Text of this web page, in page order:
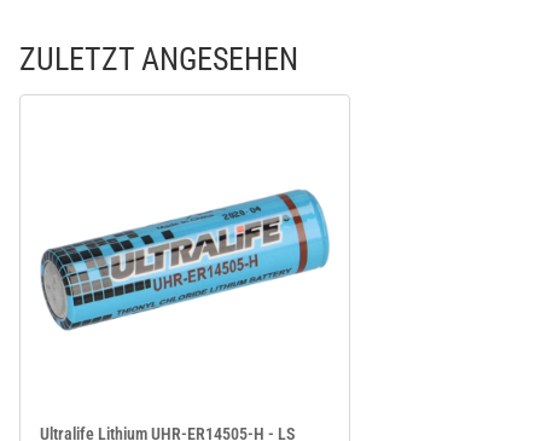
ZULETZT ANGESEHEN
Ultralife Lithium UHR-ER14505-H - LS